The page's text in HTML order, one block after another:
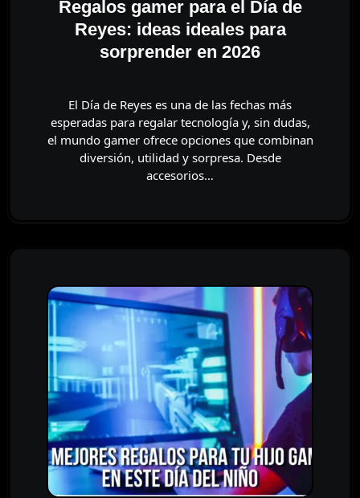
Regalos gamer para el Día de
Reyes: ideas ideales para
sorprender en 2026
El Día de Reyes es una de las fechas más
esperadas para regalar tecnología y, sin dudas,
el mundo gamer ofrece opciones que combinan
diversión, utilidad y sorpresa. Desde
accesorios…